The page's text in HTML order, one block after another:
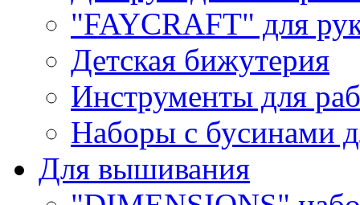
"FAYCRAFT" для
Детская бижутерия
Инструменты для
Наборы с бусинами
Для вышивания